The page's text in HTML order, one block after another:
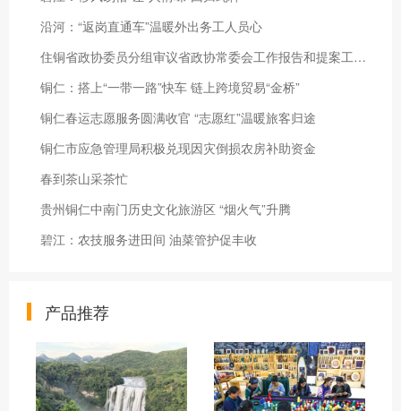
沿河：“返岗直通车”温暖外出务工人员心
住铜省政协委员分组审议省政协常委会工作报告和提案工作情况报告
铜仁：搭上“一带一路”快车 链上跨境贸易“金桥”
铜仁春运志愿服务圆满收官 “志愿红”温暖旅客归途
铜仁市应急管理局积极兑现因灾倒损农房补助资金
春到茶山采茶忙
贵州铜仁中南门历史文化旅游区 “烟火气”升腾
碧江：农技服务进田间 油菜管护促丰收
产品推荐